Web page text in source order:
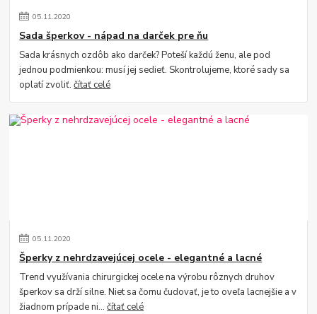
05.11.2020
Sada šperkov - nápad na darček pre ňu
Sada krásnych ozdôb ako darček? Poteší každú ženu, ale pod
jednou podmienkou: musí jej sedieť. Skontrolujeme, ktoré sady sa
oplatí zvoliť.čítať celé
05.11.2020
Šperky z nehrdzavejúcej ocele - elegantné a lacné
Trend využívania chirurgickej ocele na výrobu rôznych druhov
šperkov sa drží silne. Niet sa čomu čudovať, je to oveľa lacnejšie a v
žiadnom prípade ni...čítať celé